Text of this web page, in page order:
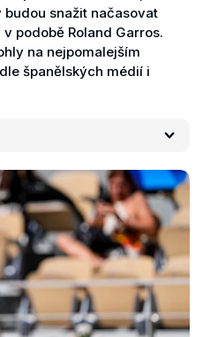
budou snažit načasovat
podobě Roland Garros.
na nejpomalejším
španělských médií i